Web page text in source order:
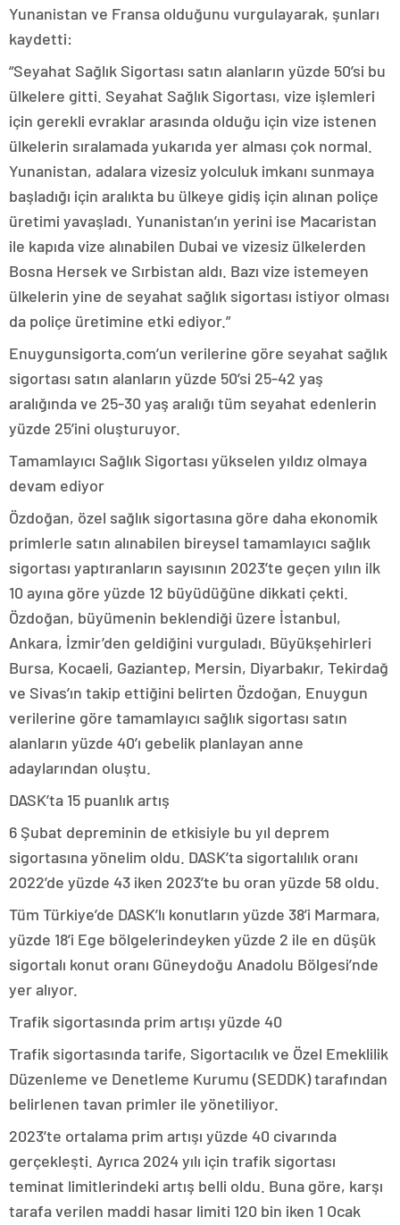
Yunanistan ve Fransa olduğunu vurgulayarak, şunları
kaydetti:
“Seyahat Sağlık Sigortası satın alanların yüzde 50’si bu
ülkelere gitti. Seyahat Sağlık Sigortası, vize işlemleri
için gerekli evraklar arasında olduğu için vize istenen
ülkelerin sıralamada yukarıda yer alması çok normal.
Yunanistan, adalara vizesiz yolculuk imkanı sunmaya
başladığı için aralıkta bu ülkeye gidiş için alınan poliçe
üretimi yavaşladı. Yunanistan’ın yerini ise Macaristan
ile kapıda vize alınabilen Dubai ve vizesiz ülkelerden
Bosna Hersek ve Sırbistan aldı. Bazı vize istemeyen
ülkelerin yine de seyahat sağlık sigortası istiyor olması
da poliçe üretimine etki ediyor.”
Enuygunsigorta.com’un verilerine göre seyahat sağlık
sigortası satın alanların yüzde 50’si 25-42 yaş
aralığında ve 25-30 yaş aralığı tüm seyahat edenlerin
yüzde 25’ini oluşturuyor.
Tamamlayıcı Sağlık Sigortası yükselen yıldız olmaya
devam ediyor
Özdoğan, özel sağlık sigortasına göre daha ekonomik
primlerle satın alınabilen bireysel tamamlayıcı sağlık
sigortası yaptıranların sayısının 2023’te geçen yılın ilk
10 ayına göre yüzde 12 büyüdüğüne dikkati çekti.
Özdoğan, büyümenin beklendiği üzere İstanbul,
Ankara, İzmir’den geldiğini vurguladı. Büyükşehirleri
Bursa, Kocaeli, Gaziantep, Mersin, Diyarbakır, Tekirdağ
ve Sivas’ın takip ettiğini belirten Özdoğan, Enuygun
verilerine göre tamamlayıcı sağlık sigortası satın
alanların yüzde 40’ı gebelik planlayan anne
adaylarından oluştu.
DASK’ta 15 puanlık artış
6 Şubat depreminin de etkisiyle bu yıl deprem
sigortasına yönelim oldu. DASK’ta sigortalılık oranı
2022’de yüzde 43 iken 2023’te bu oran yüzde 58 oldu.
Tüm Türkiye’de DASK’lı konutların yüzde 38’i Marmara,
yüzde 18’i Ege bölgelerindeyken yüzde 2 ile en düşük
sigortalı konut oranı Güneydoğu Anadolu Bölgesi’nde
yer alıyor.
Trafik sigortasında prim artışı yüzde 40
Trafik sigortasında tarife, Sigortacılık ve Özel Emeklilik
Düzenleme ve Denetleme Kurumu (SEDDK) tarafından
belirlenen tavan primler ile yönetiliyor.
2023’te ortalama prim artışı yüzde 40 civarında
gerçekleşti. Ayrıca 2024 yılı için trafik sigortası
teminat limitlerindeki artış belli oldu. Buna göre, karşı
tarafa verilen maddi hasar limiti 120 bin iken 1 Ocak